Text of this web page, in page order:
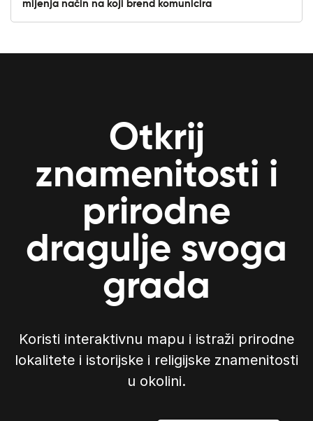
mijenja način na koji brend komunicira
Otkrij
znamenitosti i
prirodne
dragulje svoga
grada
Koristi interaktivnu mapu i istraži prirodne
lokalitete i istorijske i religijske znamenitosti
u okolini.